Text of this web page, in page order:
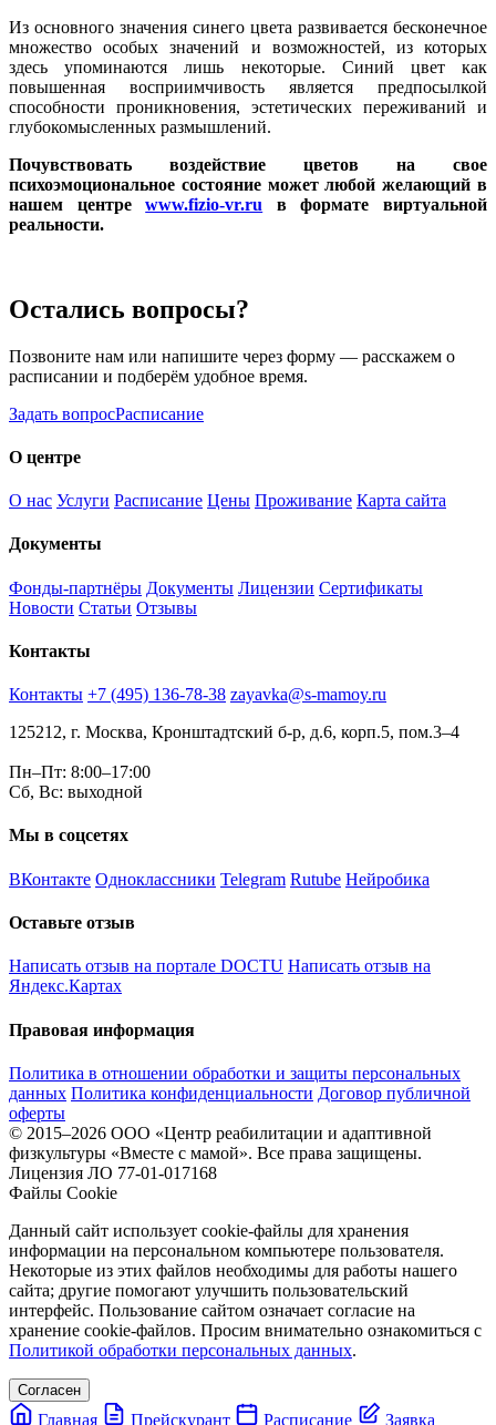
Из основного значения синего цвета развивается бесконечное
множество особых значений и возможностей, из которых
здесь упоминаются лишь некоторые. Синий цвет как
повышенная восприимчивость является предпосылкой
способности проникновения, эстетических переживаний и
глубокомысленных размышлений.
Почувствовать воздействие цветов на свое
психоэмоциональное состояние может любой желающий в
нашем центреwww.fizio-vr.ru в формате виртуальной
реальности.
Остались вопросы?
Позвоните нам или напишите через форму — расскажем о
расписании и подберём удобное время.
Задать вопросРасписание
О центре
О нас Услуги Расписание Цены Проживание Карта сайта
Документы
Фонды-партнёры Документы Лицензии Сертификаты
Новости Статьи Отзывы
Контакты
Контакты +7 (495) 136-78-38 zayavka@s-mamoy.ru
125212, г. Москва, Кронштадтский б-р, д.6, корп.5, пом.3–4
Пн–Пт: 8:00–17:00
Сб, Вс: выходной
Мы в соцсетях
ВКонтакте Одноклассники Telegram Rutube Нейробика
Оставьте отзыв
Написать отзыв на портале DOCTU Написать отзыв на
Яндекс.Картах
Правовая информация
Политика в отношении обработки и защиты персональных
данных Политика конфиденциальности Договор публичной
оферты
© 2015–2026 ООО «Центр реабилитации и адаптивной
физкультуры «Вместе с мамой». Все права защищены.
Лицензия ЛО 77-01-017168
Файлы Cookie
Данный сайт использует cookie-файлы для хранения
информации на персональном компьютере пользователя.
Некоторые из этих файлов необходимы для работы нашего
сайта; другие помогают улучшить пользовательский
интерфейс. Пользование сайтом означает согласие на
хранение cookie-файлов. Просим внимательно ознакомиться с
Политикой обработки персональных данных.
Согласен
Главная Прейскурант Расписание Заявка